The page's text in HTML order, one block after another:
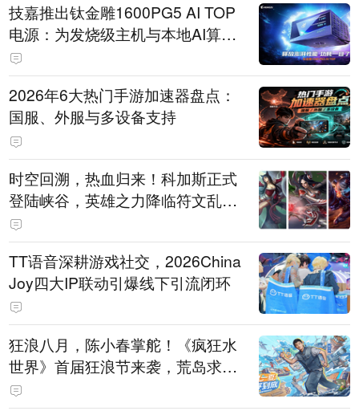
技嘉推出钛金雕1600PG5 AI TOP
电源：为发烧级主机与本地AI算力
打造旗舰供电方案
2026年6大热门手游加速器盘点：
国服、外服与多设备支持
时空回溯，热血归来！科加斯正式
登陆峡谷，英雄之力降临符文乱
斗！
TT语音深耕游戏社交，2026China
Joy四大IP联动引爆线下引流闭环
狂浪八月，陈小春掌舵！《疯狂水
世界》首届狂浪节来袭，荒岛求生
直播即将开启